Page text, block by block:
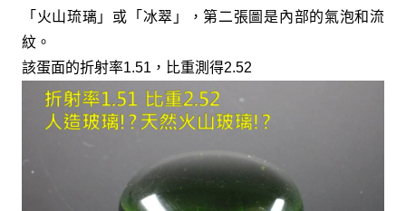
「火山琉璃」或「冰翠」，第二張圖是內部的氣泡和流
紋。
該蛋面的折射率1.51，比重測得2.52